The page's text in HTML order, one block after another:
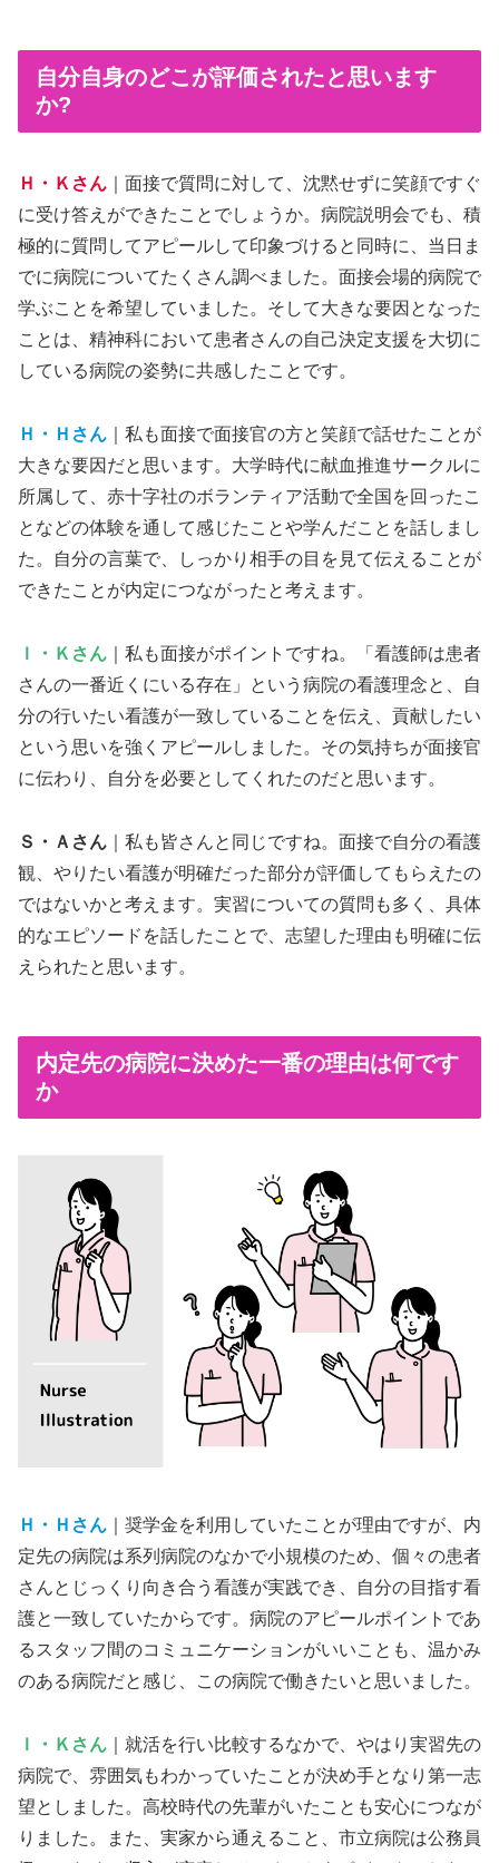
自分自身のどこが評価されたと思います
か?
Ｈ・Ｋさん ｜面接で質問に対して、沈黙せずに笑顔ですぐ
に受け答えができたことでしょうか。病院説明会でも、積
極的に質問してアピールして印象づけると同時に、当日ま
でに病院についてたくさん調べました。面接会場的病院で
学ぶことを希望していました。そして大きな要因となった
ことは、精神科において患者さんの自己決定支援を大切に
している病院の姿勢に共感したことです。
Ｈ・Ｈさん ｜私も面接で面接官の方と笑顔で話せたことが
大きな要因だと思います。大学時代に献血推進サークルに
所属して、赤十字社のボランティア活動で全国を回ったこ
となどの体験を通して感じたことや学んだことを話しまし
た。自分の言葉で、しっかり相手の目を見て伝えることが
できたことが内定につながったと考えます。
Ｉ・Ｋさん ｜私も面接がポイントですね。「看護師は患者
さんの一番近くにいる存在」という病院の看護理念と、自
分の行いたい看護が一致していることを伝え、貢献したい
という思いを強くアピールしました。その気持ちが面接官
に伝わり、自分を必要としてくれたのだと思います。
Ｓ・Ａさん ｜私も皆さんと同じですね。面接で自分の看護
観、やりたい看護が明確だった部分が評価してもらえたの
ではないかと考えます。実習についての質問も多く、具体
的なエピソードを話したことで、志望した理由も明確に伝
えられたと思います。
内定先の病院に決めた一番の理由は何です
か
Ｈ・Ｈさん ｜奨学金を利用していたことが理由ですが、内
定先の病院は系列病院のなかで小規模のため、個々の患者
さんとじっくり向き合う看護が実践でき、自分の目指す看
護と一致していたからです。病院のアピールポイントであ
るスタッフ間のコミュニケーションがいいことも、温かみ
のある病院だと感じ、この病院で働きたいと思いました。
Ｉ・Ｋさん ｜就活を行い比較するなかで、やはり実習先の
病院で、雰囲気もわかっていたことが決め手となり第一志
望としました。高校時代の先輩がいたことも安心につなが
りました。また、実家から通えること、市立病院は公務員